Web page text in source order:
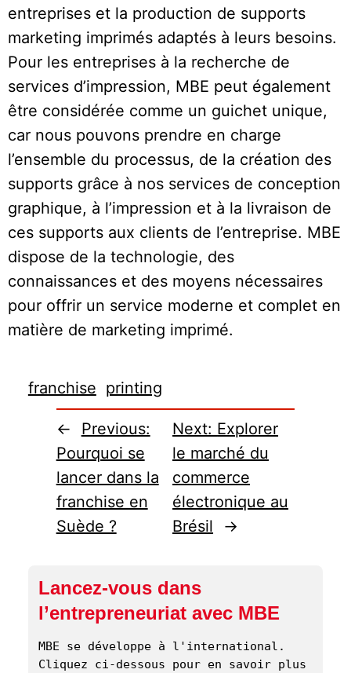
entreprises et la production de supports
marketing imprimés adaptés à leurs besoins.
Pour les entreprises à la recherche de
services d’impression, MBE peut également
être considérée comme un guichet unique,
car nous pouvons prendre en charge
l’ensemble du processus, de la création des
supports grâce à nos services de conception
graphique, à l’impression et à la livraison de
ces supports aux clients de l’entreprise. MBE
dispose de la technologie, des
connaissances et des moyens nécessaires
pour offrir un service moderne et complet en
matière de marketing imprimé.
franchise printing
←
Previous:
Pourquoi se
lancer dans la
franchise en
Suède ?
Next: Explorer
le marché du
commerce
électronique au
Brésil
→
Lancez-vous dans
l’entrepreneuriat avec MBE
MBE se développe à l'international.
Cliquez ci-dessous pour en savoir plus